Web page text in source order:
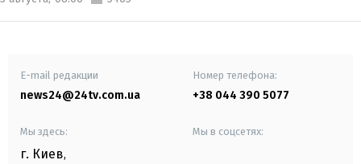
E-mail редакции
news24@24tv.com.ua
Номер телефона:
+38 044 390 5077
Мы здесь:
г. Киев,
Мы в соцсетях: